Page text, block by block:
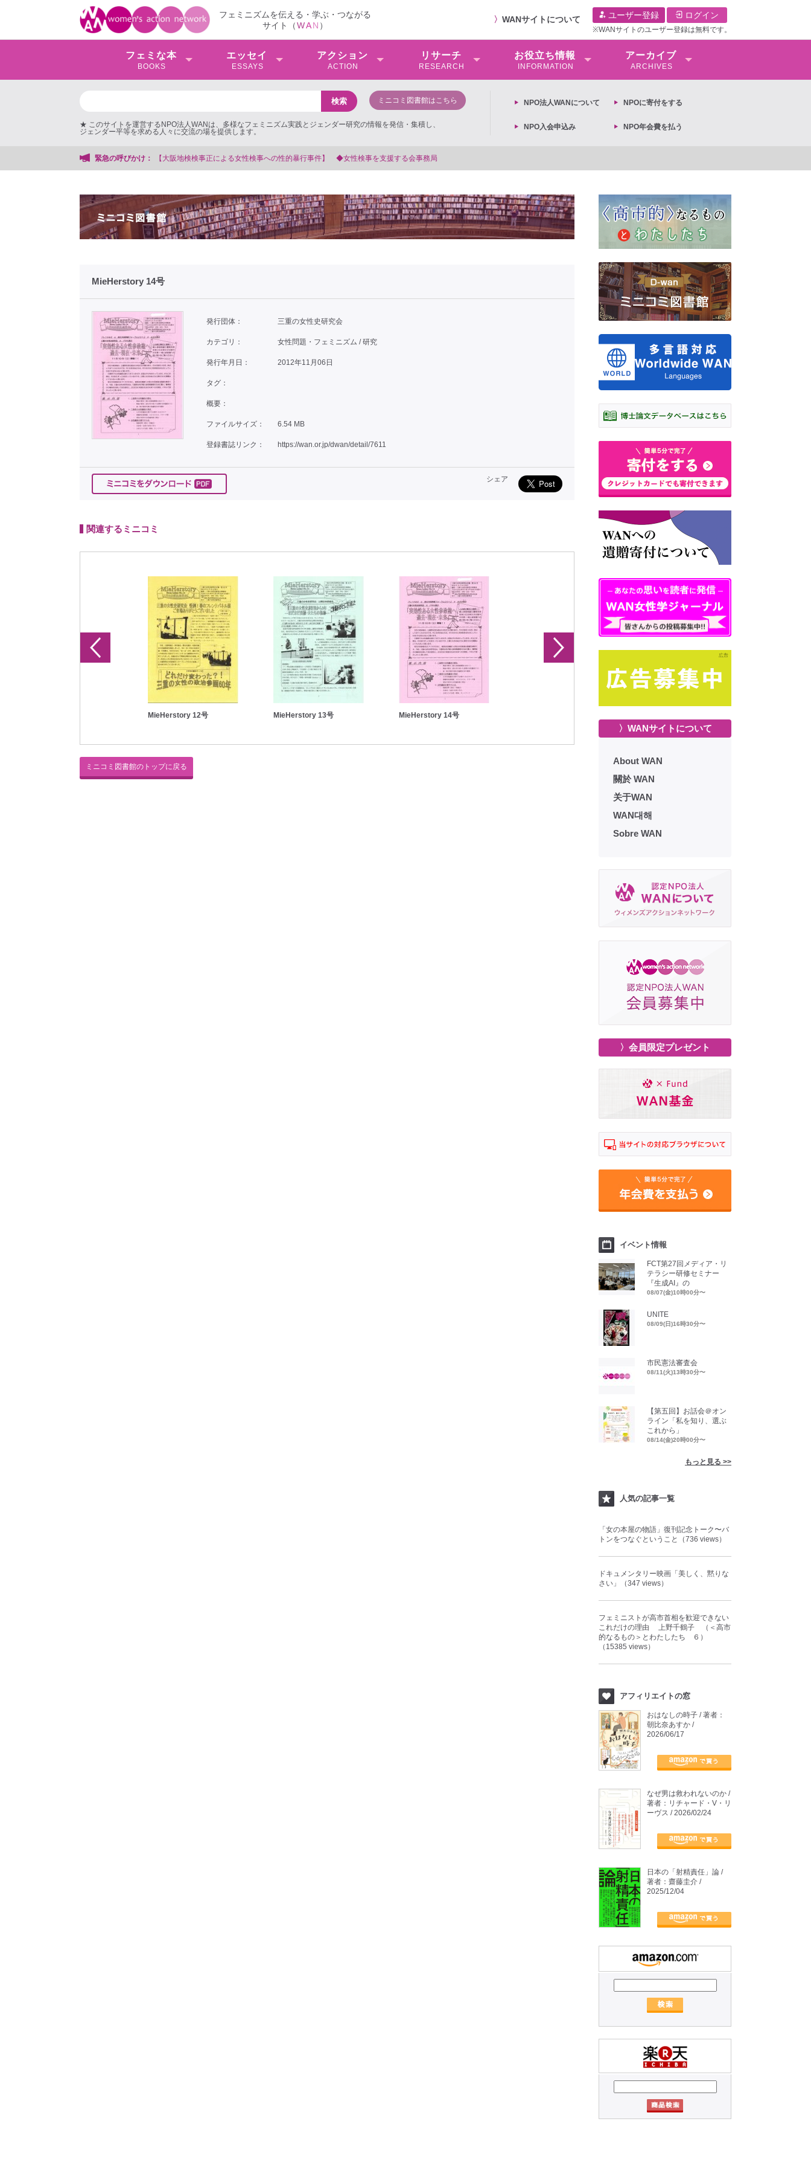
フェミニズムを伝える・学ぶ・つながる
サイト（WAN ）
〉 WANサイトについて ユーザー登録 ログイン
※WANサイトのユーザー登録は無料です。
フェミな本
BOOKS
エッセイ
ESSAYS
アクション
ACTION
リサーチ
RESEARCH
お役⽴ち情報
INFORMATION
アーカイブ
ARCHIVES
ミニコミ図書館はこちら
★ このサイトを運営するNPO法人WANは、多様なフェミニズム実践とジェンダー研究の情報を発信・集積し、
ジェンダー平等を求める人々に交流の場を提供します。
NPO法⼈WANについて NPOに寄付をする
NPO入会申込み NPO年会費を払う
緊急の呼びかけ：
正による女性検事への性的暴行事件】 ◆女性検事を支援する会事務局
MieHerstory 14号
発行団体： 三重の女性史研究会
カテゴリ： 女性問題・フェミニズム / 研究
発行年月日： 2012年11月06日
タグ：
概要：
ファイルサイズ： 6.54 MB
登録書誌リンク： https://wan.or.jp/dwan/detail/7611
シェア
関連するミニコミ
MieHerstory 12号 MieHerstory 13号 MieHerstory 14号
ミニコミ図書館のトップに戻る
〉WANサイトについて
About WAN
關於 WAN
关于WAN
WAN대해
Sobre WAN
〉会員限定プレゼント
イベント情報
FCT第27回メディア・リ
テラシー研修セミナー
『生成AI』の
08/07(金)10時00分〜
UNITE
08/09(日)16時30分〜
市民憲法審査会
08/11(火)13時30分〜
【第五回】お話会＠オン
ライン「私を知り、選ぶ
これから」
08/14(金)20時00分〜
もっと見る >>
人気の記事一覧
「女の本屋の物語」復刊記念トーク〜バ
トンをつなぐということ（736 views）
ドキュメンタリー映画「美しく、黙りな
さい」（347 views）
フェミニストが高市首相を歓迎できない
これだけの理由 上野千鶴子 （＜高市
的なるもの＞とわたしたち ６）
（15385 views）
アフィリエイトの窓
おはなしの時子 / 著者：
朝比奈あすか /
2026/06/17
なぜ男は救われないのか /
著者：リチャード・V・リ
ーヴス / 2026/02/24
日本の「射精責任」論 /
著者：齋藤圭介 /
2025/12/04